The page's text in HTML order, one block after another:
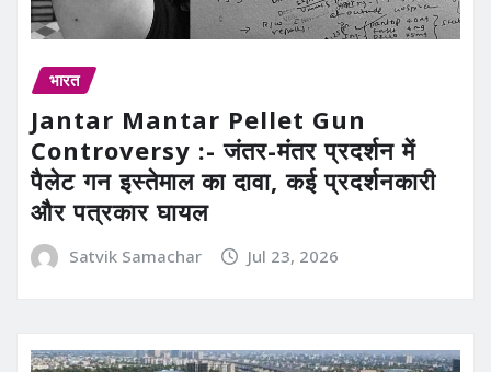
भारत
Jantar Mantar Pellet Gun
Controversy :- जंतर-मंतर प्रदर्शन में
पैलेट गन इस्तेमाल का दावा, कई प्रदर्शनकारी
और पत्रकार घायल
Satvik Samachar Jul 23, 2026